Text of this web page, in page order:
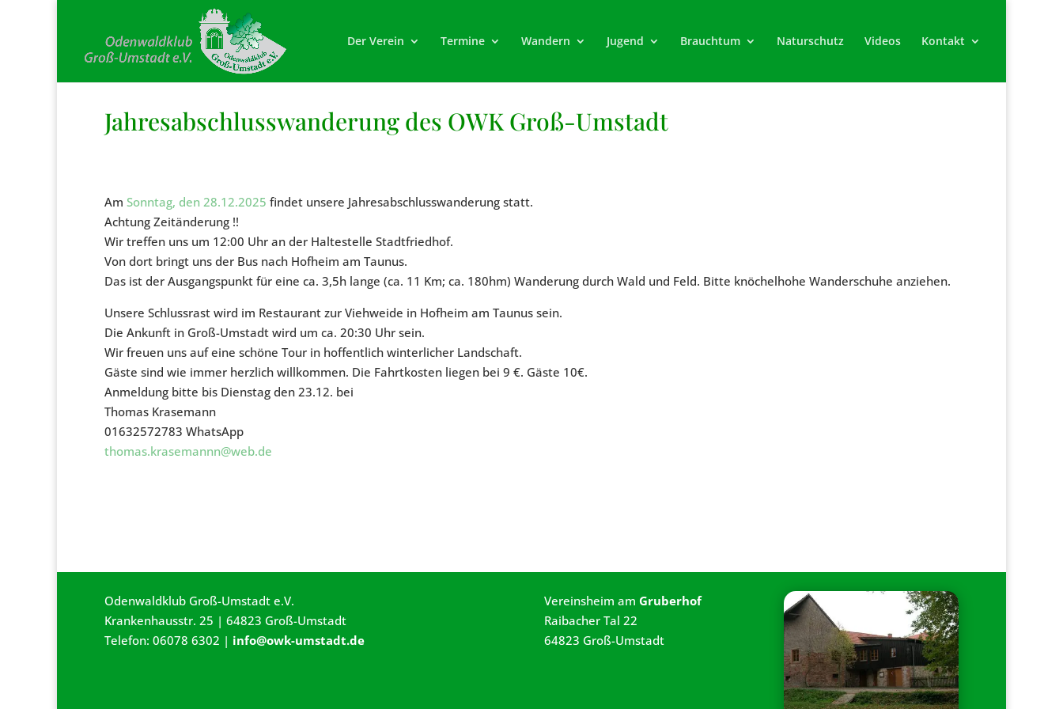
Der Verein Termine Wandern Jugend Brauchtum Naturschutz Videos Kontakt
Jahresabschlusswanderung des OWK Groß-Umstadt
Am Sonntag, den 28.12.2025 findet unsere Jahresabschlusswanderung statt.
Achtung Zeitänderung !!
Wir treffen uns um 12:00 Uhr an der Haltestelle Stadtfriedhof.
Von dort bringt uns der Bus nach Hofheim am Taunus.
Das ist der Ausgangspunkt für eine ca. 3,5h lange (ca. 11 Km; ca. 180hm) Wanderung durch Wald und Feld. Bitte knöchelhohe Wanderschuhe anziehen.
Unsere Schlussrast wird im Restaurant zur Viehweide in Hofheim am Taunus sein.
Die Ankunft in Groß-Umstadt wird um ca. 20:30 Uhr sein.
Wir freuen uns auf eine schöne Tour in hoffentlich winterlicher Landschaft.
Gäste sind wie immer herzlich willkommen. Die Fahrtkosten liegen bei 9 €. Gäste 10€.
Anmeldung bitte bis Dienstag den 23.12. bei
Thomas Krasemann
01632572783 WhatsApp
thomas.krasemannn@web.de
Odenwaldklub Groß-Umstadt e.V.
Krankenhausstr. 25 | 64823 Groß-Umstadt
Telefon: 06078 6302 | info@owk-umstadt.de
Vereinsheim amGruberhof
Raibacher Tal 22
64823 Groß-Umstadt